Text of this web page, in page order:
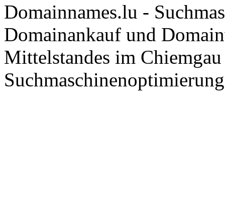
Domainnames.lu -
Domainankauf und
Mittelstandes im
Suchmaschinenoptimierung